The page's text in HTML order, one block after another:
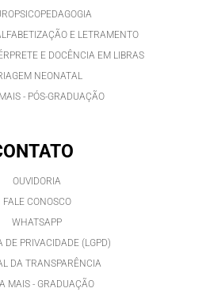
E LETRAMENTO
E DOCÊNCIA EM LIBRAS
NEONATAL
- PÓS-GRADUAÇÃO
OUVIDORIA
FALE CONOSCO
WHATSAPP
DE PRIVACIDADE (LGPD)
DA TRANSPARÊNCIA
MAIS - GRADUAÇÃO